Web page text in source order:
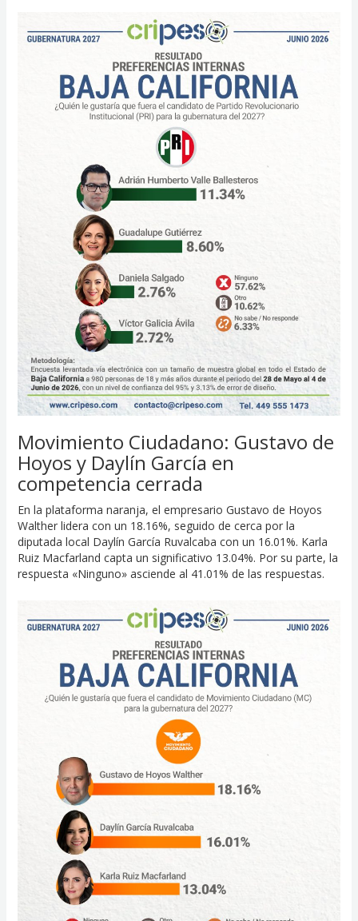
Movimiento Ciudadano: Gustavo de
Hoyos y Daylín García en
competencia cerrada
En la plataforma naranja, el empresario Gustavo de Hoyos
Walther lidera con un 18.16%, seguido de cerca por la
diputada local Daylín García Ruvalcaba con un 16.01%. Karla
Ruiz Macfarland capta un significativo 13.04%. Por su parte, la
respuesta «Ninguno» asciende al 41.01% de las respuestas.